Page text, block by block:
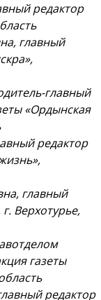
редактор
главный
главный
«Ордынская
редактор
главный
Верхотурье,
газеты
редактор